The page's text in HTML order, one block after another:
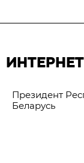
Президент
Беларусь